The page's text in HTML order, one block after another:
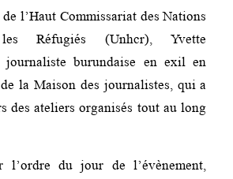
l’Haut Commissariat des Nations
Réfugiés (Unhcr), Yvette
journaliste burundaise en exil en
la Maison des journalistes, qui a
des ateliers organisés tout au long
l’ordre du jour de l’évènement,